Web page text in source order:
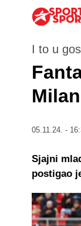
I to u
05.11.24. -
Sjajni
postigao